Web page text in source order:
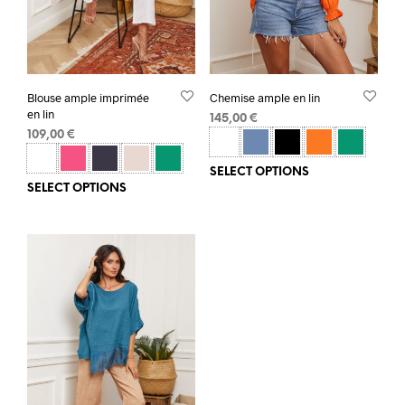
Blouse ample imprimée
en lin
109,00 €
SELECT OPTIONS
Chemise ample en lin
145,00 €
SELECT OPTIONS